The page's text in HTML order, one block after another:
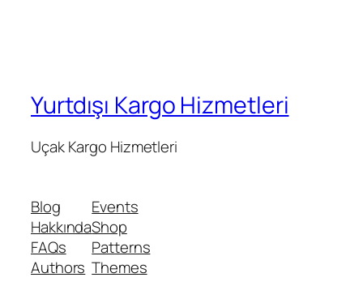
Yurtdışı Kargo Hizmetleri
Uçak Kargo Hizmetleri
Blog
Hakkında
FAQs
Authors
Events
Shop
Patterns
Themes